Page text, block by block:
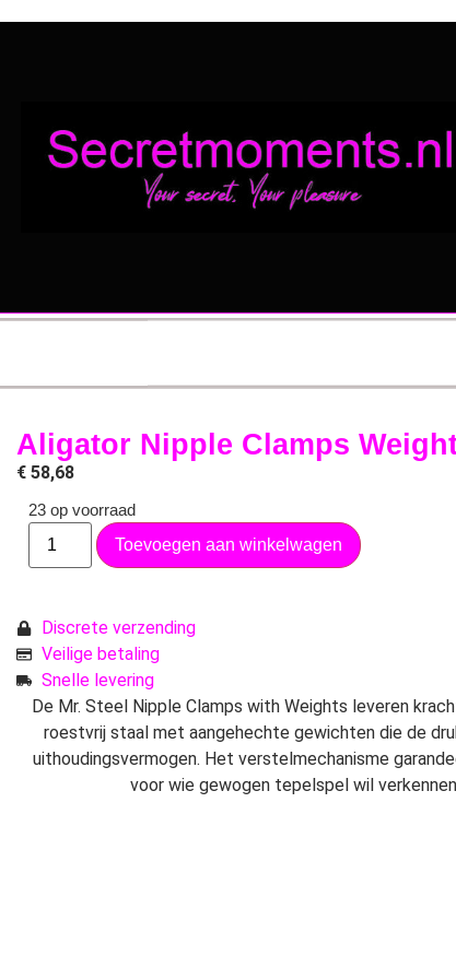
Aligator Nipple Clamps
€ 58,68
23 op voorraad
Toevoegen aan winkelwagen
Discrete verzending
Veilige betaling
Snelle levering
De Mr. Steel Nipple Clamps with Weights leveren
roestvrij staal met aangehechte gewichten die de
uithoudingsvermogen. Het verstelmechanisme
voor wie gewogen tepelspel wil